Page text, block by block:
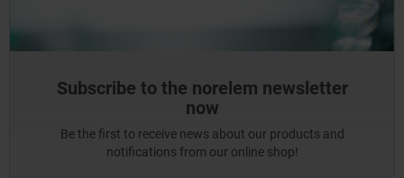
Subscribe to the norelem newsletter
now
Be the first to receive news about our products and
notifications from our online shop!